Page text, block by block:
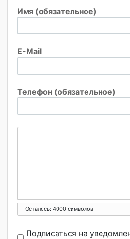
Имя (обязательное)
E-Mail
Телефон (обязательное)
Осталось: 4000 символов
Подписаться на